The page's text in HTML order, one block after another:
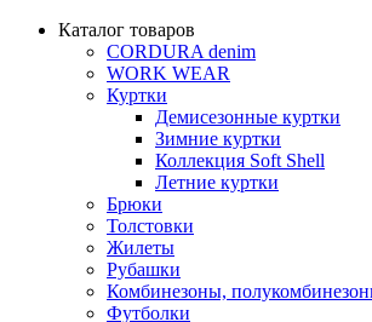
Каталог товаров
CORDURA denim
WORK WEAR
Куртки
Демисезонные куртки
Зимние куртки
Коллекция Soft Shell
Летние куртки
Брюки
Толстовки
Жилеты
Рубашки
Комбинезоны,
Футболки